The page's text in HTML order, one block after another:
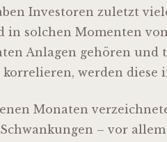
Investoren zuletzt
in solchen Momenten
Anlagen gehören
werden diese
Monaten
– vor